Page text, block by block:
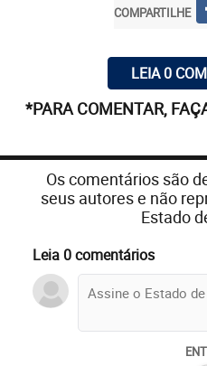
COMPARTILHE
LEIA 0
*PARA COMENTAR,
Os comentários são
seus autores e não
Estado
Leia 0 comentários